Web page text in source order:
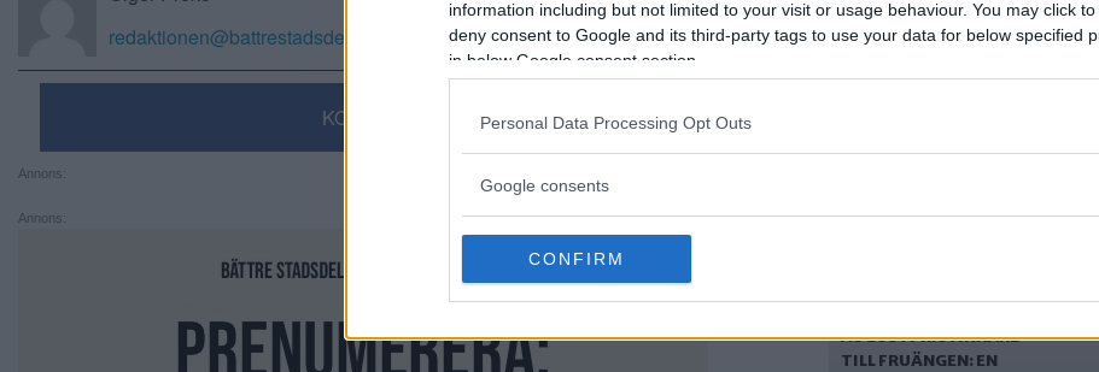
information including but not limited to your visit or usage behaviour. You may click
deny consent to Google and its third-party tags to use your data for below specified
in below Google consent section.
Personal Data Processing Opt Outs
Google consents
CONFIRM
redaktionen@battrestadsdel.se
KOMMENTERA
Annons:
Annons:
NY BOK: FÖRFATTARE
MÄLARHÖJDEN
AUGUSTPRISVINNARE
TILL FRUÄNGEN: EN